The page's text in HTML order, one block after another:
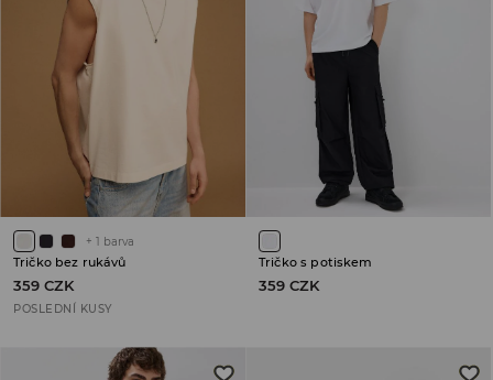
+ 1 barva
Tričko bez rukávů
359 CZK
POSLEDNÍ KUSY
Tričko s potiskem
359 CZK